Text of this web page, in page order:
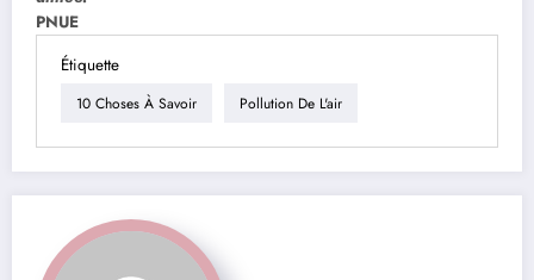
PNUE
Étiquette
10 Choses À Savoir Pollution De L'air